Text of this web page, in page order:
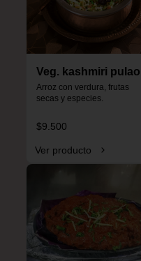
Veg. kashmiri pulao
Arroz con verdura, frutas
secas y especies.
$9.500
Ver producto